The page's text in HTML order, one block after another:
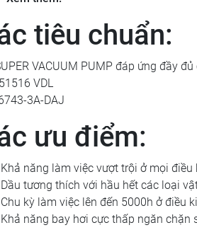
tiêu chuẩn:
VACUUM PUMP đáp ứng đầy
VDL
3A-DAJ
ưu điểm:
Khả năng làm việc vượt trội ở mọi
Dầu tương thích với hầu hết các loại
Chu kỳ làm việc lên đến 5000h ở điều
Khả năng bay hơi cực thấp ngăn chặn